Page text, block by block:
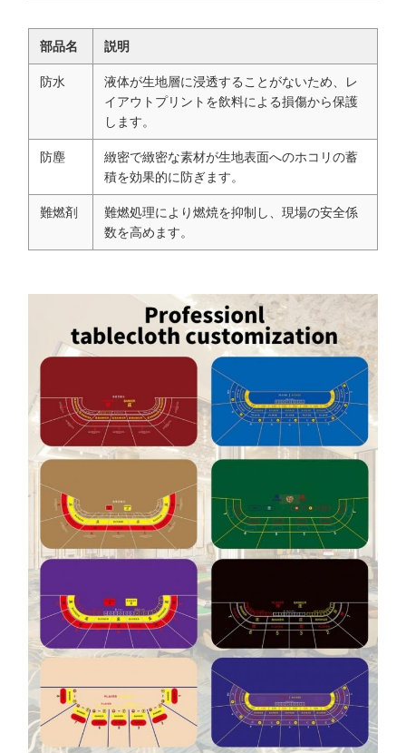
部品名 説明
防水
液体が生地層に浸透することがないため、レ
イアウトプリントを飲料による損傷から保護
します。
防塵
緻密で緻密な素材が生地表面へのホコリの蓄
積を効果的に防ぎます。
難燃剤
難燃処理により燃焼を抑制し、現場の安全係
数を高めます。